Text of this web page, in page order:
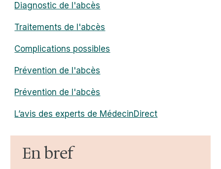
Diagnostic de l'abcès
Traitements de l'abcès
Complications possibles
Prévention de l'abcès
Prévention de l'abcès
L’avis des experts de MédecinDirect
En bref